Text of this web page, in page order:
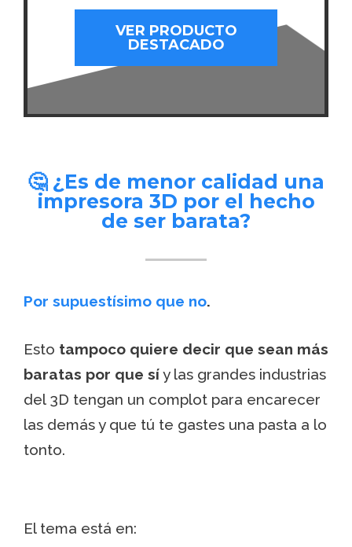
VER PRODUCTO
DESTACADO
🤔 ¿Es de menor calidad una
impresora 3D por el hecho
de ser barata?
Por supuestísimo que no.
Esto tampoco quiere decir que sean más
baratas por que síy las grandes industrias
del 3D tengan un complot para encarecer
las demás y que tú te gastes una pasta a lo
tonto.
El tema está en: